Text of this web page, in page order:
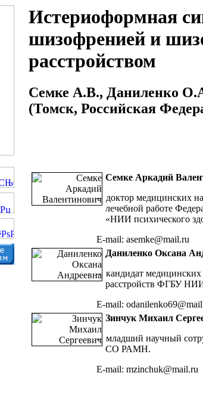
Истериоформная
шизофренией и
расстройством
Семке А.В., Даниленко
(Томск, Российская
Семке Аркадий
– доктор медицинских
лечебной работе
«НИИ психического
E-mail: asemke@mail.ru
Даниленко Оксана
– кандидат медицинских
расстройств ФГБУ
E-mail:
Зинчук Михаил
– младший научный
СО РАМН.
E-mail: mzinchuk@mail.ru